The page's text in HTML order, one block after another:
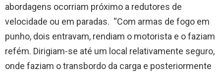
abordagens ocorriam próximo a redutores de
velocidade ou em paradas. “Com armas de fogo em
punho, dois entravam, rendiam o motorista e o faziam
refém. Dirigiam-se até um local relativamente seguro,
onde faziam o transbordo da carga e posteriormente